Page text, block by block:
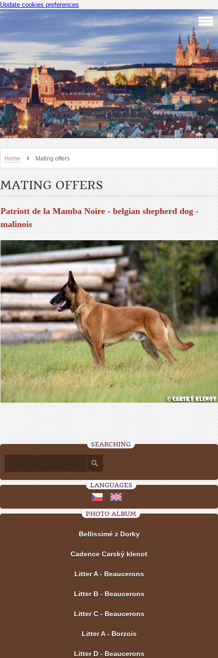
Update cookies preferences
Home › Mating offers
MATING OFFERS
Patriott de la Mamba Noire - belgian shepherd dog -
malinois
SEARCHING
LANGUAGES
PHOTO ALBUM
Bellissimé z Dorky
Cadence Carský klenot
Litter A - Beaucerons
Litter B - Beaucerons
Litter C - Beaucerons
Litter A - Borzois
Litter D - Beaucerons